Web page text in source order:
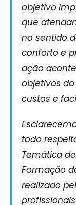
objetivo
que
no sentido
conforto e
ação
objetivos
custos e
todo
Temática
Formação
realizado